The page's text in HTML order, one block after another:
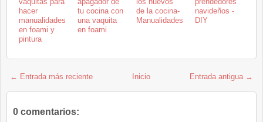
hacer
manualidades
en foami y
pintura
tu cocina con
una vaquita
en foami
de la cocina-
Manualidades
navideños -
DIY
← Entrada más reciente Entrada antigua →
Inicio
0 comentarios: